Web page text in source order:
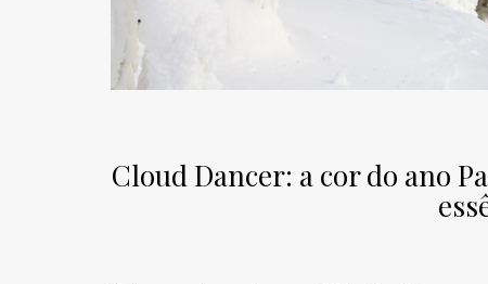
Cloud Dancer: a cor do ano